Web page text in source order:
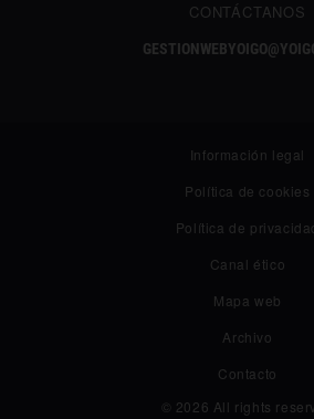
CONTÁCTANOS
Información legal
Política de cookies
Política de
Canal ético
Mapa web
Archivo
Contacto
© 2026 All rights